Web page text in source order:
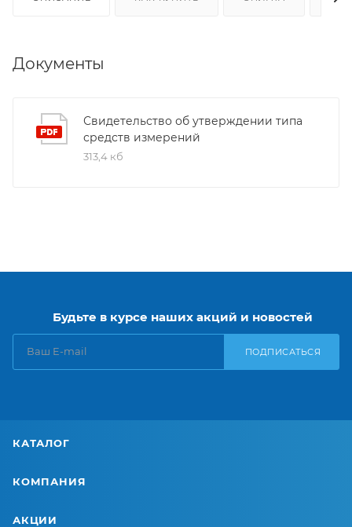
Документы
Свидетельство об утверждении типа
средств измерений
313,4 кб
Будьте в курсе наших акций и новостей
ПОДПИСАТЬСЯ
КАТАЛОГ
КОМПАНИЯ
АКЦИИ